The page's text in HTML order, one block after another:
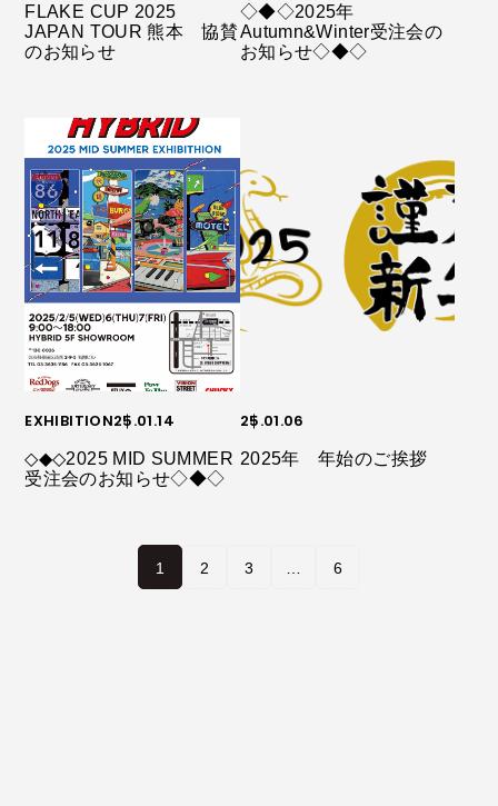
FLAKE CUP 2025
JAPAN TOUR 熊本 協賛
のお知らせ
◇◆◇2025年
Autumn&Winter受注会の
お知らせ◇◆◇
EXHIBITION25.01.14
◇◆◇2025 MID SUMMER
受注会のお知らせ◇◆◇
25.01.06
2025年 年始のご挨拶
1 2 3 6